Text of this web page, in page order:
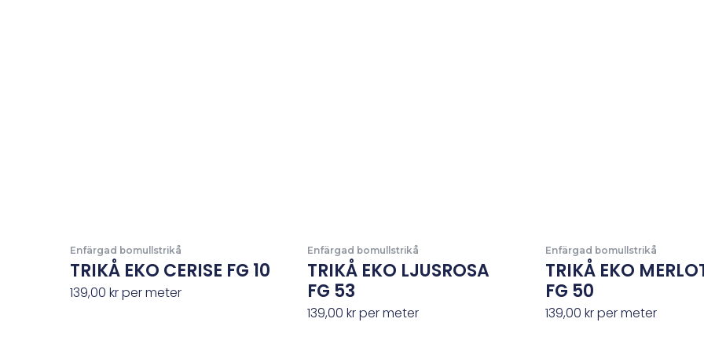
Enfärgad bomullstrikå
TRIKÅ EKO CERISE FG 10
139,00 krper meter
Enfärgad bomullstrikå
TRIKÅ EKO LJUSROSA
FG 53
139,00krper meter
Enfärgad bomullstrikå
TRIKÅ EKO
FG 50
139,00 krper meter